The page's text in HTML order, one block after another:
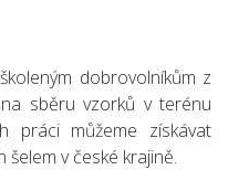
dobrovolníkům z
sběru vzorků v terénu
práci můžeme získávat
v české krajině.